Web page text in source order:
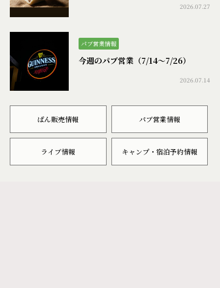
2026.07.27
パブ営業情報
今週のパブ営業（7/14〜7/26）
2026.07.14
ぱん販売情報 パブ営業情報
ライブ情報 キャンプ・宿泊予約情報